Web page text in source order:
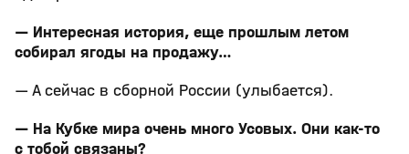
— Интересная история, еще прошлым летом
собирал ягоды на продажу…
— А сейчас в сборной России (улыбается).
— На Кубке мира очень много Усовых. Они как-то
с тобой связаны?